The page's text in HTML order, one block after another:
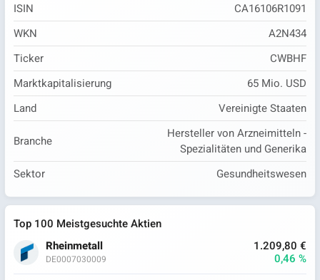
ISIN
CA16106R1091
WKN
A2N434
Ticker
CWBHF
Marktkapitalisierung
65 Mio. USD
Land
Vereinigte Staaten
Branche
Hersteller von Arzneimitteln -
Spezialitäten und Generika
Sektor
Gesundheitswesen
Top 100 Meistgesuchte Aktien
Rheinmetall
DE0007030009
1.209,80 €
0,46 %